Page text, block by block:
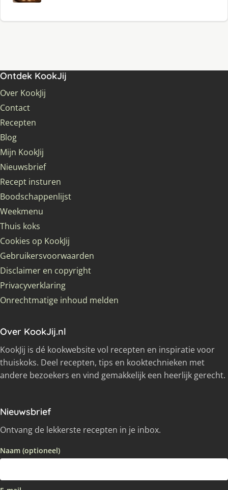
Ontdek KookJij
Over KookJij
Contact
Recepten
Blog
Mijn KookJij
Nieuwsbrief
Recept insturen
Boodschappenlijst
Weekmenu
Thuis koks
Cookies op KookJij
Gebruikersvoorwaarden
Disclaimer en copyright
Privacyverklaring
Onrechtmatige inhoud melden
Over KookJij.nl
KookJij is dé kookwebsite vol recepten en inspiratie voor
thuiskoks. Deel recepten, tips en kooktechnieken met
andere bezoekers en vind gemakkelijk een heerlijk gerecht.
Nieuwsbrief
Ontvang de lekkerste recepten in je inbox.
Naam (optioneel)